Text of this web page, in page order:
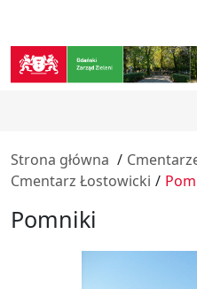
Strona główna /
Cmentarz Łostowicki /
Pomniki